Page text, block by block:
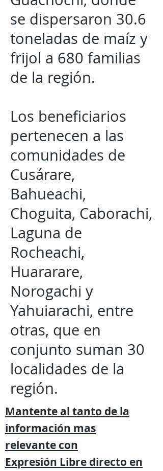
se dispersaron 30.6
toneladas de maíz y
frijol a 680 familias
de la región.
Los beneficiarios
pertenecen a las
comunidades de
Cusárare,
Bahueachi,
Choguita, Caborachi,
Laguna de
Rocheachi,
Huararare,
Norogachi y
Yahuiarachi, entre
otras, que en
conjunto suman 30
localidades de la
región.
Mantente al tanto de la
información mas
relevante con
Expresión Libre directo en